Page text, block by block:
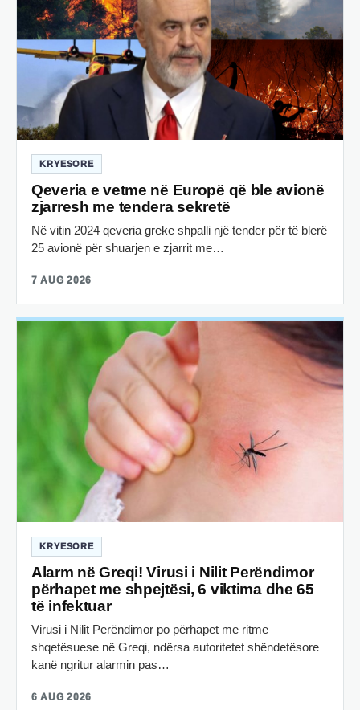
KRYESORE
Qeveria e vetme në Europë që ble avionë
zjarresh me tendera sekretë
Në vitin 2024 qeveria greke shpalli një tender për të blerë
25 avionë për shuarjen e zjarrit me…
7 AUG 2026
KRYESORE
Alarm në Greqi! Virusi i Nilit Perëndimor
përhapet me shpejtësi, 6 viktima dhe 65
të infektuar
Virusi i Nilit Perëndimor po përhapet me ritme
shqetësuese në Greqi, ndërsa autoritetet shëndetësore
kanë ngritur alarmin pas…
6 AUG 2026